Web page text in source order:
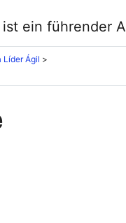
Líder Ágil